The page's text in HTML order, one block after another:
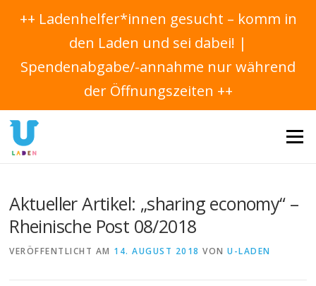
++ Ladenhelfer*innen gesucht – komm in
den Laden und sei dabei! |
Spendenabgabe/-annahme nur während
der Öffnungszeiten ++
zum
Inhalt
Menü
Aktueller Artikel: „sharing economy“ –
Rheinische Post 08/2018
VERÖFFENTLICHT AM 14. AUGUST 2018 VONU-LADEN